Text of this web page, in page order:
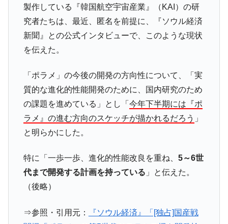
発。
『Money1』
韓国政府「ニセＫ-ブランドを通報しようキ
ャンペーン」⇒ あの名物教授も登場！
『Money1』
『Money1』
韓国鉄鋼最大手『POSCO』ズブズブ沈む。
営業利益80.2％も減少
『Money1』
米国下院「韓国の公務員個人をターゲット
にぶん殴る法案」提出！⇒ クーパン問題は合衆国企業に対
する差別。許してはおかぬ
他人事のような発言。
『Money1』
韓国半導体『SKハイニックス』2026年2Qの
業績「史上最高益」当期純利益は前年同期比13.4倍に。
塊！
製作している『韓国航空宇宙産業』（KAI）の研
究者たちは、最近、匿名を前提に、『ソウル経済
新聞』との公式インタビューで、このような現状
を伝えた。
「ポラメ」の今後の開発の方向性について、「実
質的な進化的性能開発のために、国内研究のため
の課題を進めている」とし「 今年下半期には『ポ
ラメ』の進む方向のスケッチが描かれるだろう 」
と明らかにした。
特に「一歩一歩、進化的性能改良を重ね、 5～6世
代まで開発する計画を持っている 」と伝えた。
（後略）
⇒参照・引用元：
『ソウル経済』「[独占]国産戦